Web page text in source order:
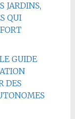
JARDINS,
QUI
GUIDE
DES